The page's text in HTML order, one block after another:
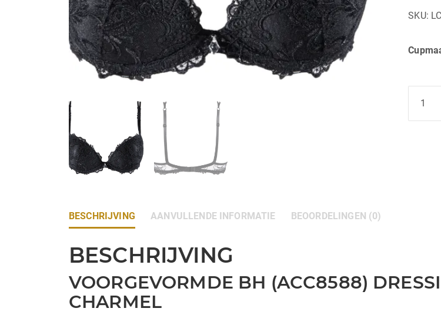
SKU:
BESCHRIJVING AANVULLENDE INFORMATIE BEOORDELINGEN (0)
BESCHRIJVING
VOORGEVORMDE BH (ACC8588)
CHARMEL